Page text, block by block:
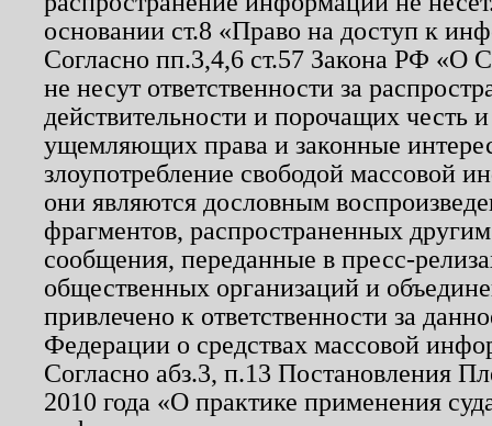
основании ст.8 «Право на доступ к
Согласно пп.3,4,6 ст.57 Закона РФ «О
не несут ответственности за
действительности и порочащих честь
ущемляющих права и законные
злоупотребление свободой массовой
они являются дословным
фрагментов, распространенных
сообщения, переданные в пресс-
общественных организаций и
привлечено к ответственности за
Федерации о средствах массовой
Согласно абз.3, п.13 Постановления
2010 года «О практике применения